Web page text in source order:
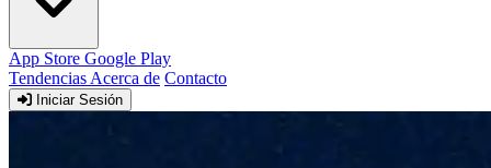
App Store Google Play
Tendencias Acerca de Contacto
Iniciar Sesión